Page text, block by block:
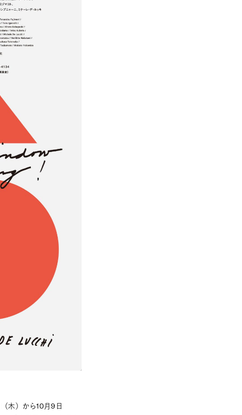
木）から10月9日